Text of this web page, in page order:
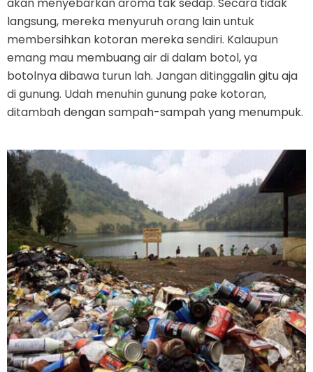
langsung, mereka menyuruh orang lain untuk
membersihkan kotoran mereka sendiri. Kalaupun
emang mau membuang air di dalam botol, ya
botolnya dibawa turun lah. Jangan ditinggalin gitu aja
di gunung. Udah menuhin gunung pake kotoran,
ditambah dengan sampah-sampah yang menumpuk.